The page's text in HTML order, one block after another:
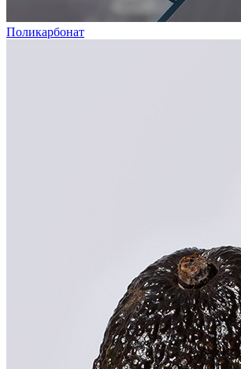
Поликарбонат